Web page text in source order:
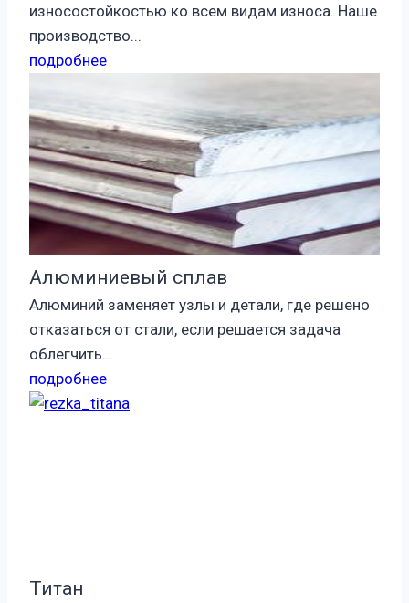
износостойкостью ко всем видам износа. Наше
производство...
подробнее
Алюминиевый сплав
Алюминий заменяет узлы и детали, где решено
отказаться от стали, если решается задача
облегчить...
подробнее
Титан